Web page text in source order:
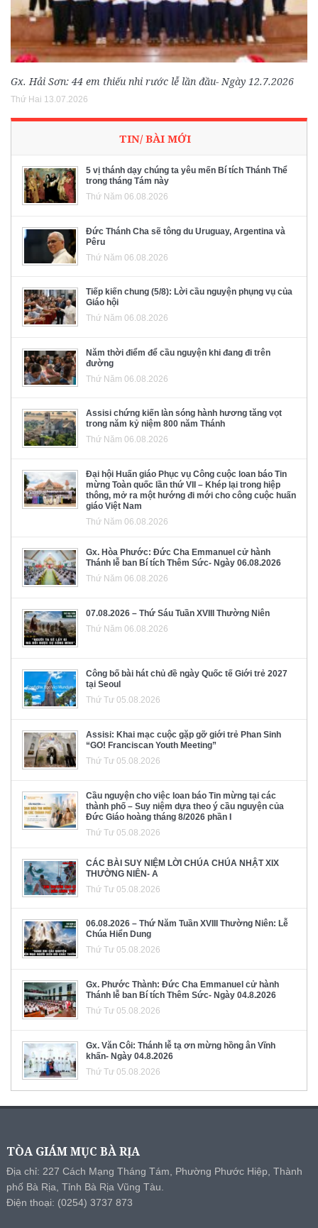
Gx. Hải Sơn: 44 em thiếu nhi rước lễ lần đầu- Ngày 12.7.2026
Thứ Hai 13.07.2026
TIN/ BÀI MỚI
5 vị thánh dạy chúng ta yêu mến Bí tích Thánh Thể
trong tháng Tám này
Thứ Năm 06.08.2026
Đức Thánh Cha sẽ tông du Uruguay, Argentina và
Pêru
Thứ Năm 06.08.2026
Tiếp kiến chung (5/8): Lời cầu nguyện phụng vụ của
Giáo hội
Thứ Năm 06.08.2026
Năm thời điểm để cầu nguyện khi đang đi trên
đường
Thứ Năm 06.08.2026
Assisi chứng kiến làn sóng hành hương tăng vọt
trong năm kỷ niệm 800 năm Thánh
Thứ Năm 06.08.2026
Đại hội Huấn giáo Phục vụ Công cuộc loan báo Tin
mừng Toàn quốc lần thứ VII – Khép lại trong hiệp
thông, mở ra một hướng đi mới cho công cuộc huấn
giáo Việt Nam
Thứ Năm 06.08.2026
Gx. Hòa Phước: Đức Cha Emmanuel cử hành
Thánh lễ ban Bí tích Thêm Sức- Ngày 06.08.2026
Thứ Năm 06.08.2026
07.08.2026 – Thứ Sáu Tuần XVIII Thường Niên
Thứ Năm 06.08.2026
Công bố bài hát chủ đề ngày Quốc tế Giới trẻ 2027
tại Seoul
Thứ Tư 05.08.2026
Assisi: Khai mạc cuộc gặp gỡ giới trẻ Phan Sinh
“GO! Franciscan Youth Meeting”
Thứ Tư 05.08.2026
Cầu nguyện cho việc loan báo Tin mừng tại các
thành phố – Suy niệm dựa theo ý cầu nguyện của
Đức Giáo hoàng tháng 8/2026 phần I
Thứ Tư 05.08.2026
CÁC BÀI SUY NIỆM LỜI CHÚA CHÚA NHẬT XIX
THƯỜNG NIÊN- A
Thứ Tư 05.08.2026
06.08.2026 – Thứ Năm Tuần XVIII Thường Niên: Lễ
Chúa Hiển Dung
Thứ Tư 05.08.2026
Gx. Phước Thành: Đức Cha Emmanuel cử hành
Thánh lễ ban Bí tích Thêm Sức- Ngày 04.8.2026
Thứ Tư 05.08.2026
Gx. Văn Côi: Thánh lễ tạ ơn mừng hồng ân Vĩnh
khấn- Ngày 04.8.2026
Thứ Tư 05.08.2026
TÒA GIÁM MỤC BÀ RỊA
Địa chỉ: 227 Cách Mạng Tháng Tám, Phường Phước Hiệp, Thành
phố Bà Rịa, Tỉnh Bà Rịa Vũng Tàu.
Điện thoại: (0254) 3737 873